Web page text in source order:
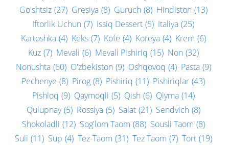
Go'shtsiz (27) Gresiya (8) Guruch (8) Hindiston (13)
Iftorlik Uchun (7) Issiq Dessert (5) Italiya (25)
Kartoshka (4) Keks (7) Kofe (4) Koreya (4) Krem (6)
Kuz (7) Mevali (6) Mevali Pishiriq (15) Non (32)
Nonushta (60) O'zbekiston (9) Oshqovoq (4) Pasta (9)
Pechenye (8) Pirog (8) Pishiriq (11) Pishiriqlar (43)
Pishloq (9) Qaymoqli (5) Qish (6) Qiyma (14)
Qulupnay (5) Rossiya (5) Salat (21) Sendvich (8)
Shokoladli (12) Sog'lom Taom (88) Sousli Taom (8)
Suli (11) Sup (4) Tez-Taom (31) Tez Taom (7) Tort (19)